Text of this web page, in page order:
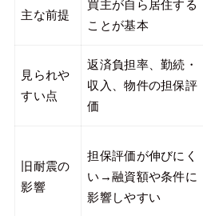
主な前提
買主が自ら居住する
ことが基本
見られや
すい点
返済負担率、勤続・
収入、物件の担保評
価
旧耐震の
影響
担保評価が伸びにく
い→融資額や条件に
影響しやすい